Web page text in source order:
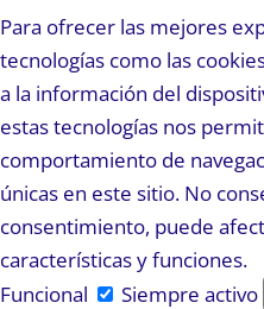
Para ofrecer las mejores
tecnologías como las
a la información del
estas tecnologías nos
comportamiento de
únicas en este sitio. No
consentimiento, puede
características y funciones.
Funcional
Funcional
Siempre activo